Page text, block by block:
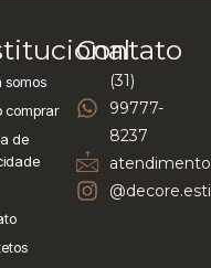
somos
comprar
de
Contato
(31)
99777-
8237